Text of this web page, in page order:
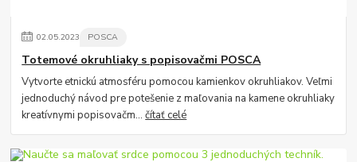
02.05.2023 POSCA
Totemové okruhliaky s popisovačmi POSCA
Vytvorte etnickú atmosféru pomocou kamienkov okruhliakov. Veľmi
jednoduchý návod pre potešenie z maľovania na kamene okruhliaky
kreatívnymi popisovačm...čítať celé